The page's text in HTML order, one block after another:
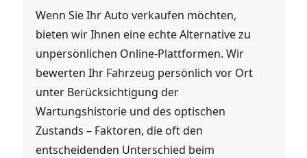
Wenn Sie Ihr Auto verkaufen möchten,
bieten wir Ihnen eine echte Alternative zu
unpersönlichen Online-Plattformen. Wir
bewerten Ihr Fahrzeug persönlich vor Ort
unter Berücksichtigung der
Wartungshistorie und des optischen
Zustands – Faktoren, die oft den
entscheidenden Unterschied beim